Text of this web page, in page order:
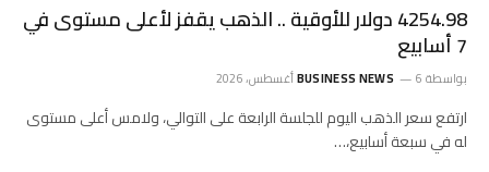
4254.98 دولار للأوقية .. الذهب يقفز لأعلى مستوى في
7 أسابيع
بواسطة BUSINESS NEWS 6 أغسطس، 2026
ارتفع ‌سعر الذهب اليوم للجلسة الرابعة على التوالي، ولامس ‌أعلى مستوى
له في سبعة أسابيع،…